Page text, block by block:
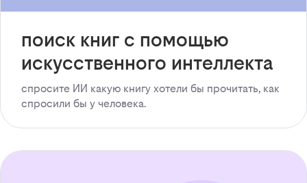
поиск книг с помощью
искусственного интеллекта
спросите ИИ какую книгу хотели бы прочитать, как
спросили бы у человека.